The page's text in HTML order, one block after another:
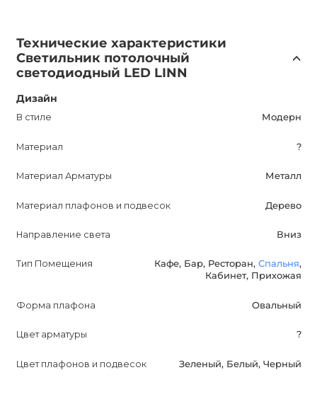
стиль и комфорт в вашу жизнь. Приобретая этот
потолочный светильник, вы получаете качественное и
элегантное освещение, а также улучшение вашего
интерьера. Не упустите возможность обратить
внимание на этот продукт и создать особенный и
Технические характеристики
Светильник потолочный
светодиодный LED LINN
Дизайн
В стиле Модерн
Материал ?
Материал Арматуры Металл
Материал плафонов и подвесок Дерево
Направление света Вниз
Тип Помещения Кафе, Бар, Ресторан, Спальня,
Кабинет, Прихожая
Форма плафона Овальный
Цвет арматуры ?
Цвет плафонов и подвесок Зеленый, Белый, Черный